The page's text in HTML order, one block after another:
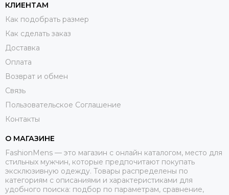
КЛИЕНТАМ
Как подобрать размер
Как сделать заказ
Доставка
Оплата
Возврат и обмен
Связь
Пользовательское Соглашение
Контакты
О МАГАЗИНЕ
FashionMens — это магазин с онлайн каталогом, место для
стильных мужчин, которые предпочитают покупать
эксклюзивную одежду. Товары распределены по
категориям с описаниями и характеристиками для
удобного поиска: подбор по параметрам, сравнение,